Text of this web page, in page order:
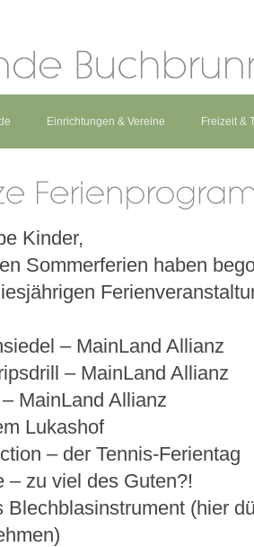
Einrichtungen & Vereine Freizeit &
Kinder,
Sommerferien haben
– MainLand Allianz
– MainLand Allianz
MainLand Allianz
Lukashof
– der Tennis-Ferientag
– zu viel des Guten?!
Blechblasinstrument (hier